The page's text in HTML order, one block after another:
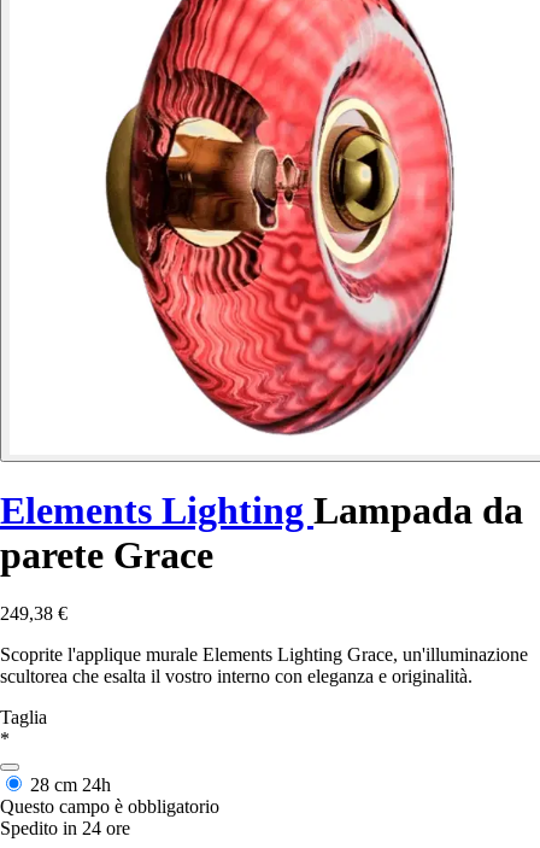
Elements Lighting Lampada da
parete Grace
249,38 €
Scoprite l'applique murale Elements Lighting Grace, un'illuminazione
scultorea che esalta il vostro interno con eleganza e originalità.
Taglia
*
28 cm 24h
Questo campo è obbligatorio
Spedito in 24 ore